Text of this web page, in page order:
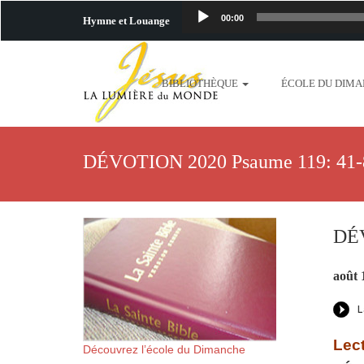
Hymne et Louange 00:00
plus-pres-de-toi.mp3
http://www.lafoiapostolique.org/wp-
http://www.lafoiapostolique.org/wp-
BIBLIOTHÈQUE ÉCOLE DU
DÉVOTION 2020 Psaume 119:
Découvrez l’école du Dimanche
août